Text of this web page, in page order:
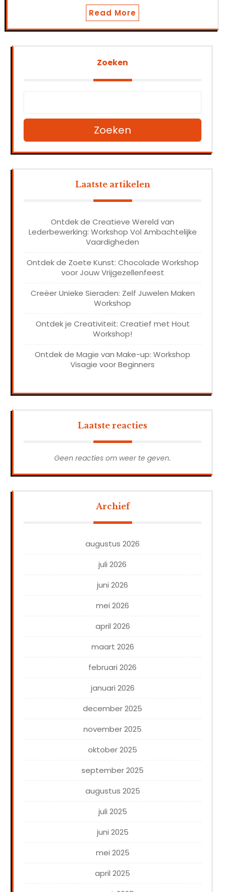
Read More
Zoeken
Zoeken
Laatste artikelen
Ontdek de Creatieve Wereld van
Lederbewerking: Workshop Vol Ambachtelijke
Vaardigheden
Ontdek de Zoete Kunst: Chocolade Workshop
voor Jouw Vrijgezellenfeest
Creëer Unieke Sieraden: Zelf Juwelen Maken
Workshop
Ontdek je Creativiteit: Creatief met Hout
Workshop!
Ontdek de Magie van Make-up: Workshop
Visagie voor Beginners
Laatste reacties
Geen reacties om weer te geven.
Archief
augustus 2026
juli 2026
juni 2026
mei 2026
april 2026
maart 2026
februari 2026
januari 2026
december 2025
november 2025
oktober 2025
september 2025
augustus 2025
juli 2025
juni 2025
mei 2025
april 2025